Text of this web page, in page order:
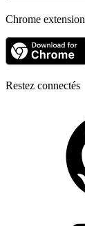
Chrome extension
Restez connectés